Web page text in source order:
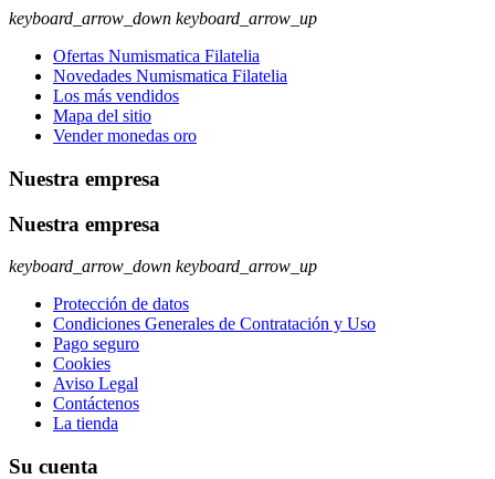
keyboard_arrow_down keyboard_arrow_up
Ofertas Numismatica Filatelia
Novedades Numismatica Filatelia
Los más vendidos
Mapa del sitio
Vender monedas oro
Nuestra empresa
Nuestra empresa
keyboard_arrow_down keyboard_arrow_up
Protección de datos
Condiciones Generales de Contratación y Uso
Pago seguro
Cookies
Aviso Legal
Contáctenos
La tienda
Su cuenta